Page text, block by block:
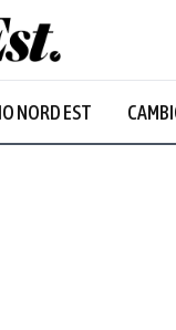
NORD EST